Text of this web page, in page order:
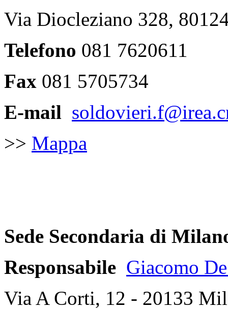
Via Diocleziano 328,
Telefono 081 7620611
Fax 081 5705734
E-mail
>> Mappa
Sede Secondaria di
Responsabile Giacomo
Via A Corti, 12 - 20133